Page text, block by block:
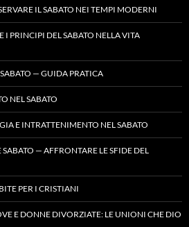
IL SABATO NEI TEMPI MODERNI
I PRINCIPI DEL SABATO NELLA VITA
— GUIDA PRATICA
NEL SABATO
E INTRATTENIMENTO NEL SABATO
— AFFRONTARE LE SFIDE DEL
PER I CRISTIANI
E DONNE DIVORZIATE: LE UNIONI CHE DIO